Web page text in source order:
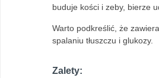
buduje kości i zeby, bierze
Warto podkreślić, że
spalaniu tłuszczu i glukozy.
Zalety: